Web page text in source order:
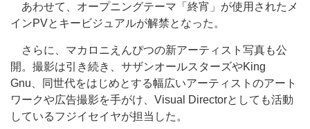
あわせて、オープニングテーマ「終宵」が使用されたメ
インPVとキービジュアルが解禁となった。
さらに、マカロニえんぴつの新アーティスト写真も公
開。撮影は引き続き、サザンオールスターズやKing
Gnu、同世代をはじめとする幅広いアーティストのアート
ワークや広告撮影を手がけ、Visual Directorとしても活動
しているフジイセイヤが担当した。